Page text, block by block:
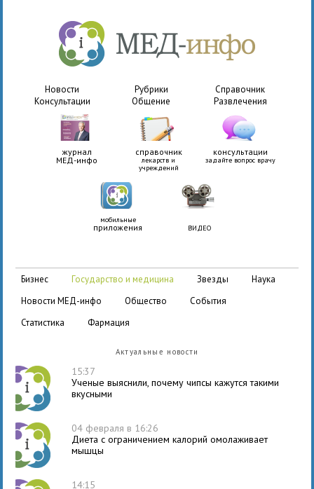
Новости Рубрики
Справочник
Консультации
Общение Развлечения
журнал
МЕД-инфо
справочник
лекарств и
учреждений
консультации
задайте вопрос врачу
мобильные
приложения ВИДЕО
бизнес государство и медицина звезды
наука
новости МЕД-инфо
общество
события
статистика
фармация
Актуальные новости
15:37
Ученые выяснили, почему чипсы кажутся такими
вкусными
04 февраля в 16:26
Диета с ограничением калорий омолаживает
мышцы
14:15